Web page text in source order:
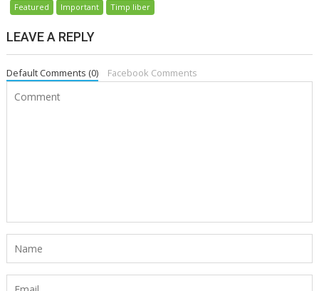
Featured Important Timp liber
LEAVE A REPLY
Default Comments (0) Facebook Comments